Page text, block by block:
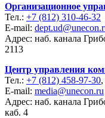
Организационное
Тел.: +7 (812) 310-46-32
E-mail:
Адрес: наб. канала
2113
Центр управления
Тел.: +7 (812) 458-97-30
E-mail: media@unecon.ru
Адрес: наб. канала
каб. 4